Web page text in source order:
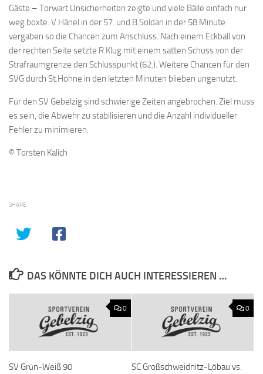
Gäste – Torwart Unsicherheiten zeigte und viele Bälle einfach nur
weg boxte. V.Hänel in der 57. und B.Soldan in der 58.Minute
vergaben so die Chancen zum Anschluss. Nach einem Eckball von
der rechten Seite setzte R.Klug mit einem satten Schuss von der
Strafraumgrenze den Schlusspunkt (62.). Weitere Chancen für den
SVG durch St.Höhne in den letzten Minuten blieben ungenutzt.
Für den SV Gebelzig sind schwierige Zeiten angebrochen. Ziel muss
es sein, die Abwehr zu stabilisieren und die Anzahl individueller
Fehler zu minimieren.
© Torsten Kalich
SHARE
DAS KÖNNTE DICH AUCH INTERESSIEREN …
0
SV Grün-Weiß 90
0
SC Großschweidnitz-Löbau vs.